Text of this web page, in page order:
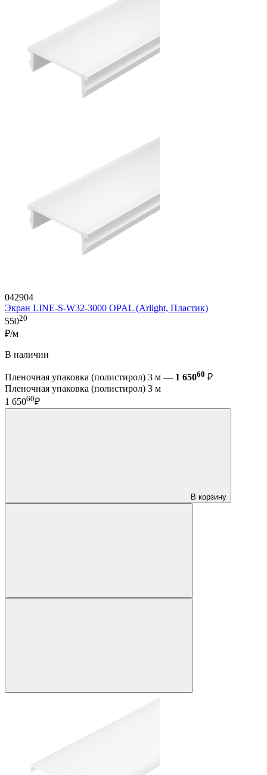
042904
Экран LINE-S-W32-3000 OPAL (Arlight, Пластик)
55020
₽/м
В наличии
Пленочная упаковка (полистирол) 3 м — 1 65060 ₽
Пленочная упаковка (полистирол) 3 м
1 65060₽
В корзину